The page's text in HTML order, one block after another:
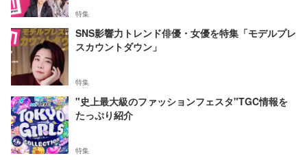
特集
SNS影響力トレンド俳優・女優を特集「モデルプレ
スカウントダウン」
特集
"史上最大級のファッションフェスタ"TGC情報を
たっぷり紹介
特集